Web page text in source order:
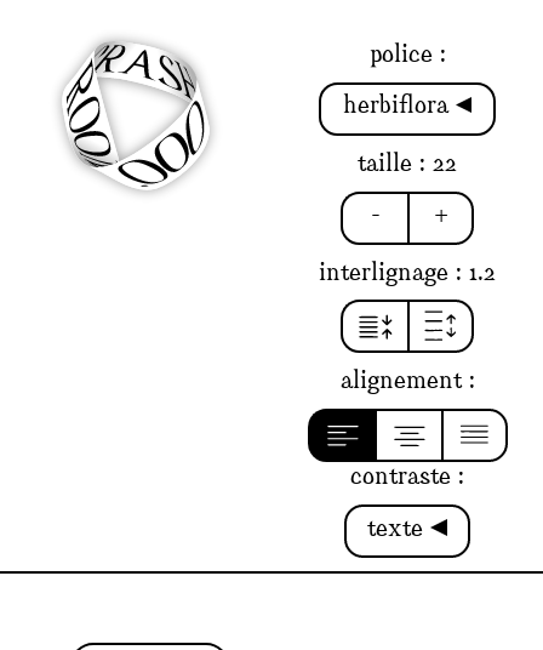
police :
herbiflora
taille : 22
-
+
interlignage : 1.2
alignement :
contraste :
texte